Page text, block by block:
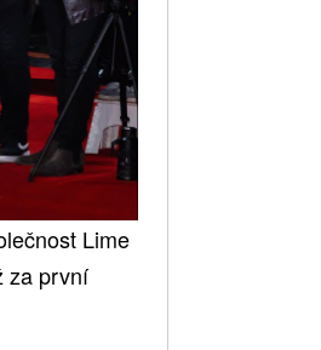
Lime
za první